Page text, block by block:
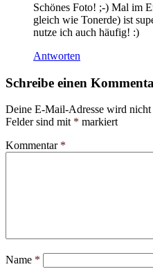
Schönes Foto! ;-) Mal im
gleich wie Tonerde) ist
nutze ich auch häufig! :)
Antworten
Schreibe einen
Deine E-Mail-Adresse wird
Felder sind mit * markiert
Kommentar *
Name *